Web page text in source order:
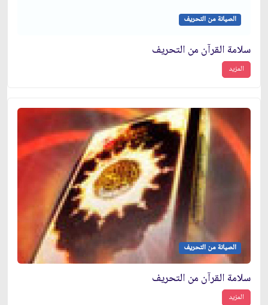
الصيانة من التحريف
سلامة القرآن من التحريف
المزيد
الصيانة من التحريف
سلامة القرآن من التحريف
المزيد